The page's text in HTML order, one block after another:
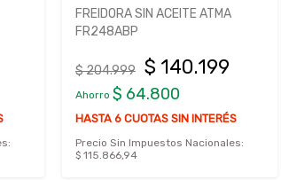
FREIDORA SIN ACEITE ATMA
FR248ABP
$ 204.999 $ 140.199
Ahorro $ 64.800
HASTA 6 CUOTAS SIN INTERÉS
Precio Sin Impuestos Nacionales:
$ 115.866,94